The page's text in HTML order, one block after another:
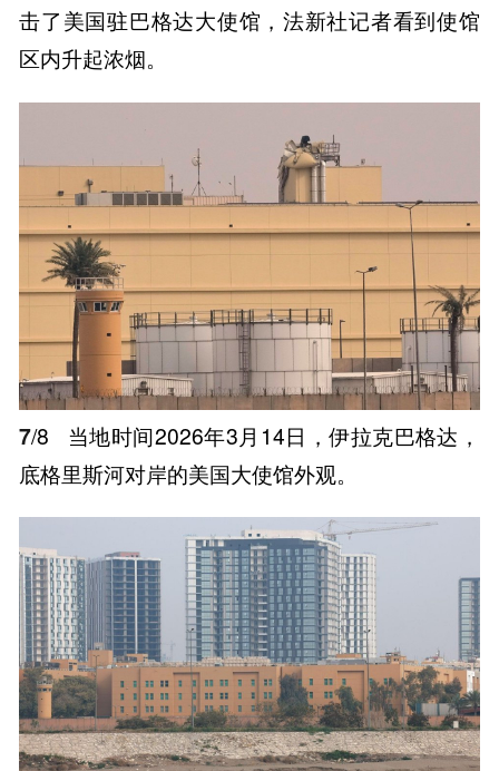
击了美国驻巴格达大使馆，法新社记者看到使馆
区内升起浓烟。
7/8
当地时间2026年3月14日，伊拉克巴格达，
底格里斯河对岸的美国大使馆外观。